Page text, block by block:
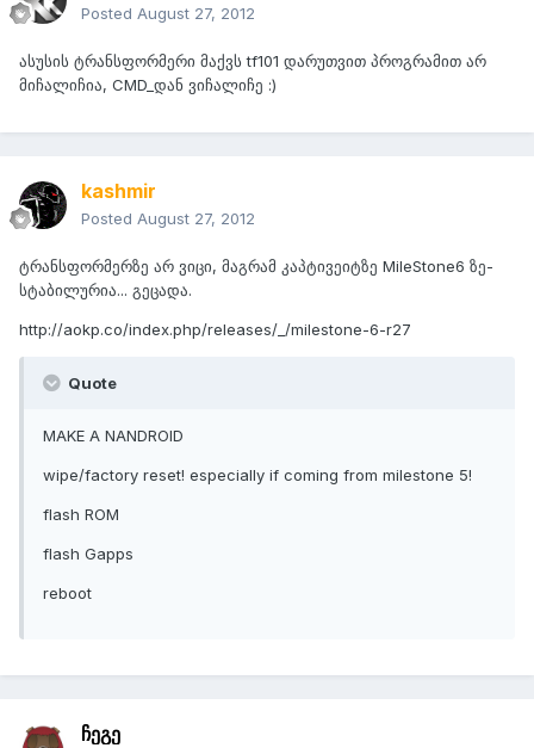
Posted August 27, 2012
ასუსის ტრანსფორმერი მაქვს tf101 დარუთვით პროგრამით არ
მიჩალიჩია, CMD_დან ვიჩალიჩე :)
kashmir
Posted August 27, 2012
ტრანსფორმერზე არ ვიცი, მაგრამ კაპტივეიტზე MileStone6 ზე-
სტაბილურია... გეცადა.
http://aokp.co/index.php/releases/_/milestone-6-r27
Quote
MAKE A NANDROID
wipe/factory reset! especially if coming from milestone 5!
flash ROM
flash Gapps
reboot
ჩეგე